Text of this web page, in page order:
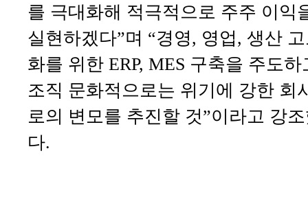
를 극대화해 적극적으로 주주 이익
실현하겠다”며 “경영, 영업, 생산
화를 위한 ERP, MES 구축을 주도하
조직 문화적으로는 위기에 강한 회
로의 변모를 추진할 것”이라고 강
다.